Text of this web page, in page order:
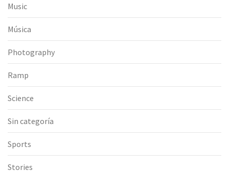
Music
Música
Photography
Ramp
Science
Sin categoría
Sports
Stories